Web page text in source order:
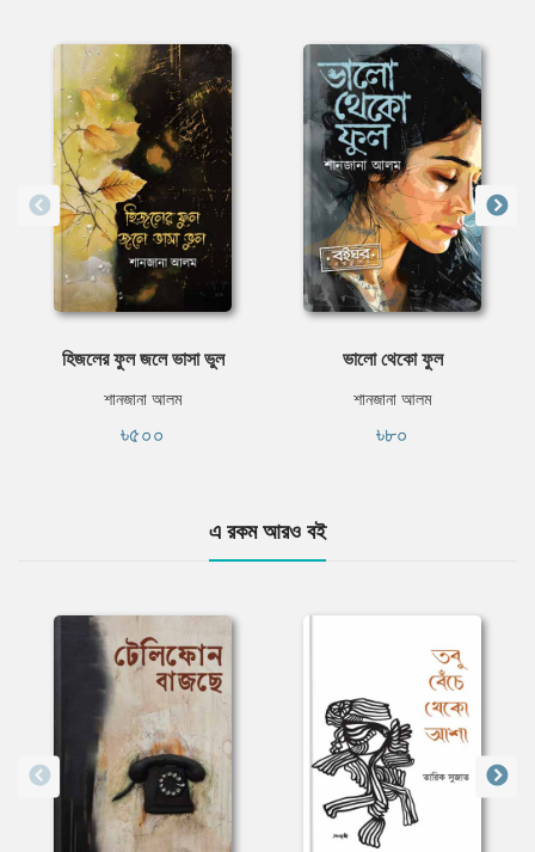
হিজলের ফুল জলে ভাসা ভুল
শানজানা আলম
৳৫০০
ভালো থেকো ফুল
শানজানা আলম
৳৮০
এ রকম আরও বই